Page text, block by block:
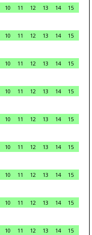
10 11 12 13 14
15
10 11 12 13 14
15
10 11 12 13 14
15
10 11 12 13 14
15
10 11 12 13 14
15
10 11 12 13 14
15
10 11 12 13 14
15
10 11 12 13 14
15
10 11 12 13 14 15